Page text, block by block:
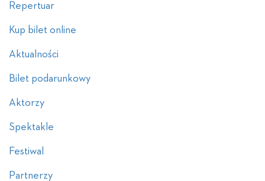
Repertuar
Kup bilet online
Aktualności
Bilet podarunkowy
Aktorzy
Spektakle
Festiwal
Partnerzy